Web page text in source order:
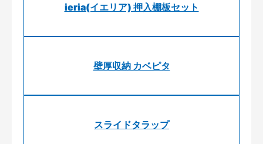
ieria(イエリア) 押入棚板セット
壁厚収納 カベピタ
スライドタラップ